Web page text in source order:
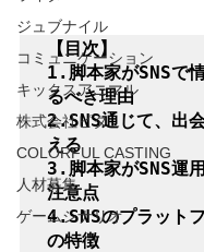
ジュブナイル
コミュニケーション
キックスアニマル
株式会社ピタ
COLORFUL CASTING
人材募集
ゲームシナリオ
【目次】
1.脚本家がSNSで
るべき理由
2.SNS通じて、出
える
3.脚本家がSNS運
注意点
4.SNSのプラット
の特徴